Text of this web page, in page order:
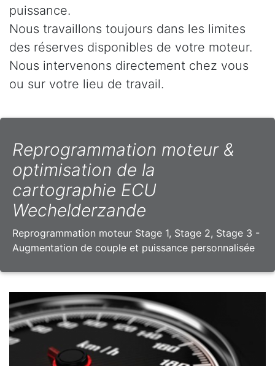
puissance.
Nous travaillons toujours dans les limites
des réserves disponibles de votre moteur.
Nous intervenons directement chez vous
ou sur votre lieu de travail.
Reprogrammation moteur &
optimisation de la
cartographie ECU
Wechelderzande
Reprogrammation moteur Stage 1, Stage 2, Stage 3 -
Augmentation de couple et puissance personnalisée